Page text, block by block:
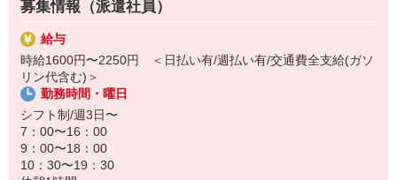
◆患者さんの生活介助 など
資格も経験も問いません！
看護師さんをサポートする看護助手として、ピカピカな病院に勤務
していただきます♪
定時退社なのでプライベート時間も充実◎
夕方には帰宅して子どものお迎えや家のことをやりたい主婦（夫）
さんも活躍中です★
募集情報（派遣社員）
給与
時給1600円〜2250円 ＜日払い有/週払い有/交通費全支給(ガソ
リン代含む)＞
勤務時間・曜日
シフト制/週3日〜
7：00〜16：00
9：00〜18：00
10：30〜19：30